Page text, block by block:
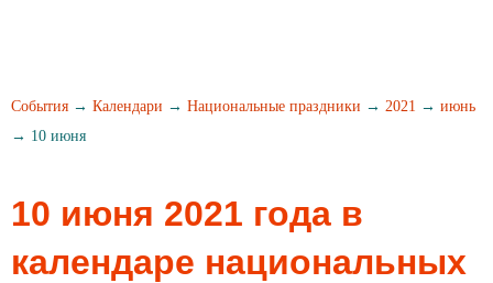
События → Календари → Национальные праздники → 2021 → июнь
→ 10 июня
10 июня 2021 года в
календаре национальных